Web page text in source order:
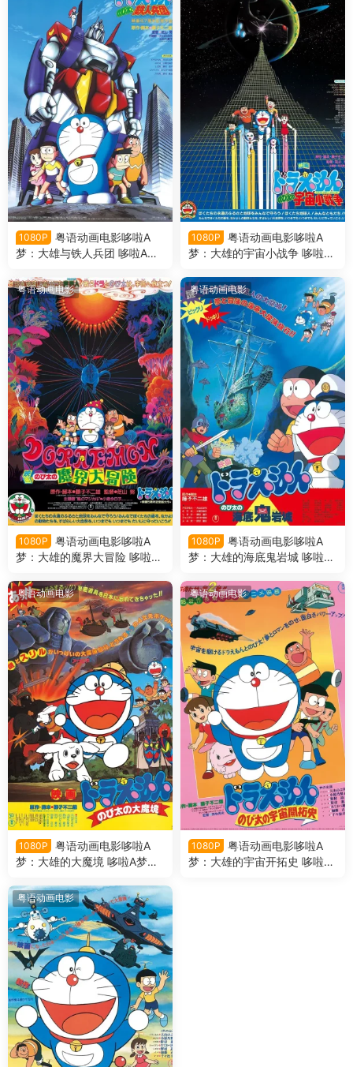
1080P
粤语动画电影哆啦A
梦：大雄与铁人兵团 哆啦A梦
版
1080P
粤语动画电影哆啦A
梦：大雄的宇宙小战争 哆啦A
粤语版
粤语动画电影
1080P
粤语动画电影哆啦A
梦：大雄的魔界大冒险 哆啦A
粤语版
粤语动画电影
1080P
粤语动画电影哆啦A
梦：大雄的海底鬼岩城 哆啦A
粤语版
粤语动画电影
1080P
粤语动画电影哆啦A
梦：大雄的大魔境 哆啦A梦剧
粤语动画电影
1080P
粤语动画电影哆啦A
梦：大雄的宇宙开拓史 哆啦A
粤语动画电影